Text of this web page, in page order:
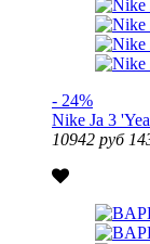
- 24%
Nike Ja 3
10942 руб